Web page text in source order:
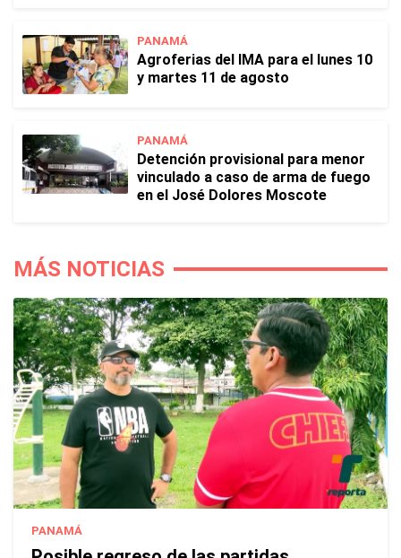
PANAMÁ
Agroferias del IMA para el lunes 10
y martes 11 de agosto
PANAMÁ
Detención provisional para menor
vinculado a caso de arma de fuego
en el José Dolores Moscote
MÁS NOTICIAS
PANAMÁ